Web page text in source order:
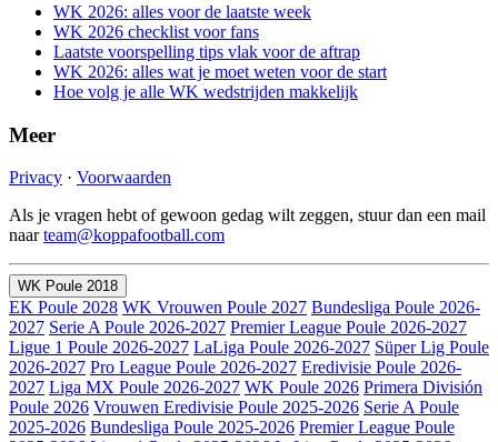
WK 2026: alles voor de laatste week
WK 2026 checklist voor fans
Laatste voorspelling tips vlak voor de aftrap
WK 2026: alles wat je moet weten voor de start
Hoe volg je alle WK wedstrijden makkelijk
Meer
Privacy · Voorwaarden
Als je vragen hebt of gewoon gedag wilt zeggen, stuur dan een mail
naarteam@koppafootball.com
WK Poule 2018
EK Poule 2028 WK Vrouwen Poule 2027 Bundesliga Poule 2026-
2027 Serie A Poule 2026-2027 Premier League Poule 2026-2027
Ligue 1 Poule 2026-2027 LaLiga Poule 2026-2027 Süper Lig Poule
2026-2027 Pro League Poule 2026-2027 Eredivisie Poule 2026-
2027 Liga MX Poule 2026-2027 WK Poule 2026 Primera División
Poule 2026 Vrouwen Eredivisie Poule 2025-2026 Serie A Poule
2025-2026 Bundesliga Poule 2025-2026 Premier League Poule